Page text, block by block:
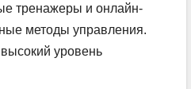
тренажеры и онлайн-
методы управления.
уровень